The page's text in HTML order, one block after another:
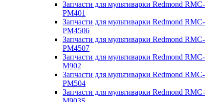
Запчасти для мультиварки Redmond RMC-
PM401
Запчасти для мультиварки Redmond RMC-
PM4506
Запчасти для мультиварки Redmond RMC-
PM4507
Запчасти для мультиварки Redmond RMC-
M902
Запчасти для мультиварки Redmond RMC-
PM504
Запчасти для мультиварки Redmond RMC-